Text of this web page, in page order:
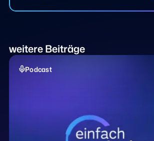
weitere Beiträge
Podcast